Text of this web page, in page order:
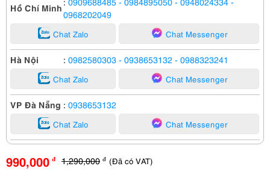
Hồ Chí Minh
0968202049
Chat Zalo Chat Messenger
Hà Nội : 0982580303 - 0938653132 - 0988323241
Chat Zalo Chat Messenger
VP Đà Nẵng : 0938653132
Chat Zalo Chat Messenger
990,000 đ 1,290,000 đ (Đã có VAT)